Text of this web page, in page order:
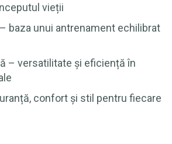
vieții
baza unui antrenament echilibrat
– versatilitate și eficiență în
confort și stil pentru fiecare